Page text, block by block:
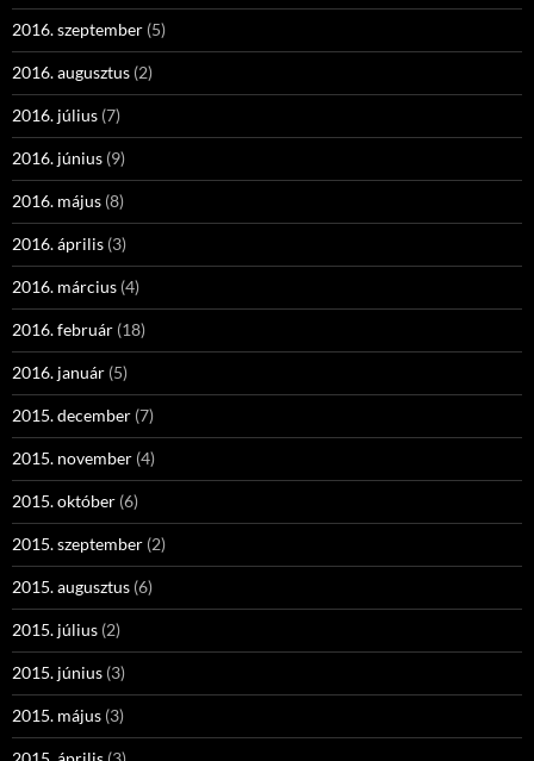
2016. szeptember (5)
2016. augusztus (2)
2016. július (7)
2016. június (9)
2016. május (8)
2016. április (3)
2016. március (4)
2016. február (18)
2016. január (5)
2015. december (7)
2015. november (4)
2015. október (6)
2015. szeptember (2)
2015. augusztus (6)
2015. július (2)
2015. június (3)
2015. május (3)